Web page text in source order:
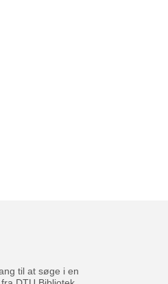
til at søge i en